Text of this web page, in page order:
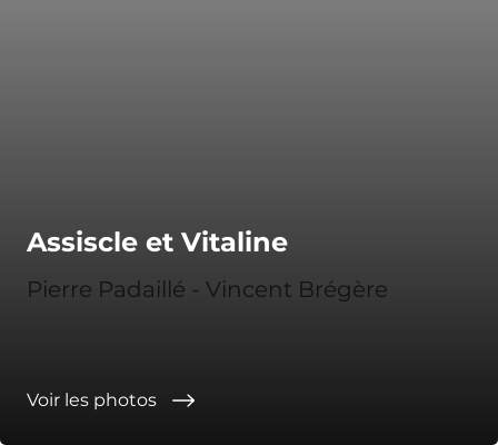
Voir les photos
Pierre Padaillé - Vincent Brégère
Assiscle et Vitaline